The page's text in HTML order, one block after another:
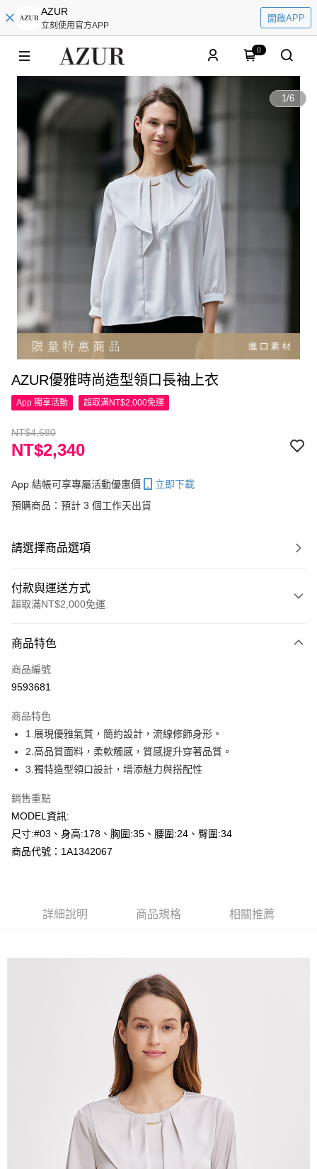
AZUR
立刻使用官方APP
開啟APP
0
1/6
AZUR優雅時尚造型領口長袖上衣
App 獨享活動 超取滿NT$2,000免運
NT$4,680
NT$2,340
App 結帳可享專屬活動優惠價
立即下載
預購商品：預計 3 個工作天出貨
請選擇商品選項
付款與運送方式
超取滿NT$2,000免運
信用卡一次付款
超商取貨付款
Apple Pay
悠遊付
全盈+PAY
AFTEE先享後付
相關說明
１．簡單：不需註冊會員、不需綁卡、不需儲值。
２．便利：只要手機號碼，簡訊認證，即可結帳。
【「AFTEE先享後付」結帳流程】
結帳頁面，進行簡訊認證並確認金額後，即可完成結帳。
２．訂單成立數日內，您將收到繳費通知簡訊。
３．收到繳費通知簡訊後14天內，點擊此簡訊中的連結，可透過四大超商／
ATM／網路銀行／等多元方式進行付款，方視為交易完成。
※ 請注意：結帳手續完成當下不需立刻繳費，但若您需要取消訂單，請聯絡
購買商品的店家。未經商家同意取消之訂單仍視為有效，需透過AFTEE先享
※ 交易是否成功請以「AFTEE先享後付 」之結帳頁面顯示為準，若有關於
是否繳費成功／繳費後需取消欲退款等相關疑問，請聯繫「AFTEE先享後付
https://netprotections.freshdesk.com/support/home
１．透過由恩沛科技股份有限公司提供之「AFTEE先享後付」服務完成之交
易，需依本服務之必要範圍內提供個人資料，並將交易相關給付款項請求債
權轉讓予恩沛科技股份有限公司。
全家--滿2000元免運
付款後全家取貨---滿2000元免運
每筆NT$60，滿NT$2,000(含以上)免運費
每筆NT$60，滿NT$2,000(含以上)免運費
付款後7-11取貨---滿2000元免運
每筆NT$60，滿NT$2,000(含以上)免運費
每筆NT$120，滿NT$2,000(含以上)免運費
商品特色
商品編號
9593681
商品特色
1.展現優雅氣質，簡約設計，流線修飾身形。
2.高品質面料，柔軟觸感，質感提升穿著品質。
3.獨特造型領口設計，增添魅力與搭配性
銷售重點
MODEL資訊:
尺寸:#03、身高:178、胸圍:35、腰圍:24、臀圍:34
商品代號：1A1342067
詳細說明 商品規格 相關推薦